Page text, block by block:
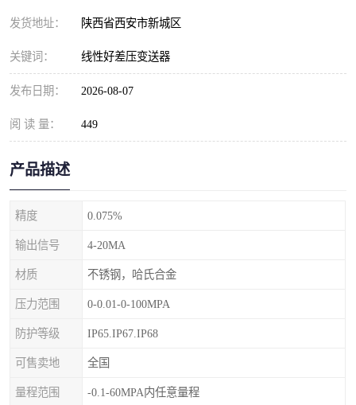
发货地址： 陕西省西安市新城区
关键词： 线性好差压变送器
发布日期： 2026-08-07
阅 读 量： 449
产品描述
精度 0.075%
输出信号 4-20MA
材质 不锈钢，哈氏合金
压力范围 0-0.01-0-100MPA
防护等级 IP65.IP67.IP68
可售卖地 全国
量程范围 -0.1-60MPA内任意量程